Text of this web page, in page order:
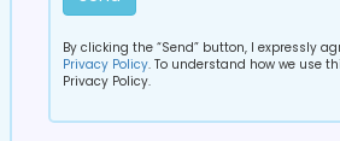
By clicking the “Send” button, I expressly
Privacy Policy. To understand how we use
Privacy Policy.